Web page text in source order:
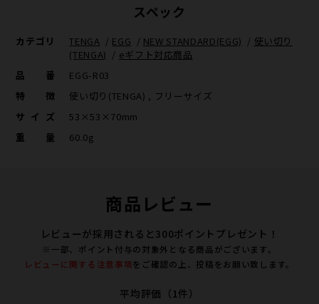
スペック
カテゴリ TENGA / EGG / NEW STANDARD(EGG) / 使い切り
(TENGA) / eギフト対応商品
品番
EGG-R03
特徴
使い切り(TENGA) , フリーサイズ
サイズ
53×53×70mm
重量
60.0g
商品レビュー
レビューが採用されると300ポイントプレゼント！
※一部、ポイント付与の対象外となる商品がございます。
レビューに関する注意事項をご確認の上、投稿をお願い致します。
平均評価（1件）